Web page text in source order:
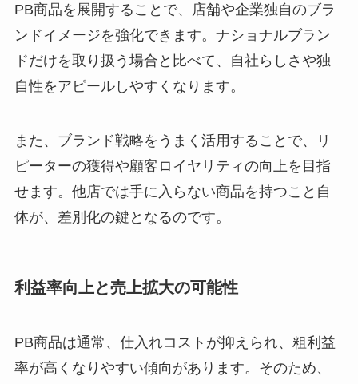
PB商品を展開することで、店舗や企業独自のブラ
ンドイメージを強化できます。ナショナルブラン
ドだけを取り扱う場合と比べて、自社らしさや独
自性をアピールしやすくなります。
また、ブランド戦略をうまく活用することで、リ
ピーターの獲得や顧客ロイヤリティの向上を目指
せます。他店では手に入らない商品を持つこと自
体が、差別化の鍵となるのです。
利益率向上と売上拡大の可能性
PB商品は通常、仕入れコストが抑えられ、粗利益
率が高くなりやすい傾向があります。そのため、